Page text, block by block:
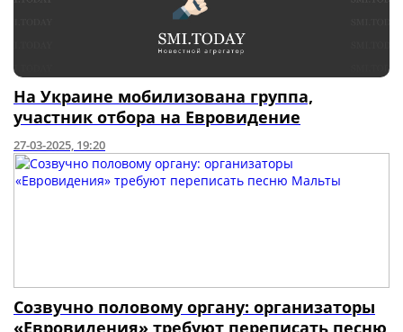
На Украине мобилизована группа,
участник отбора на Евровидение
27-03-2025, 19:20
Созвучно половому органу: организаторы
«Евровидения» требуют переписать песню